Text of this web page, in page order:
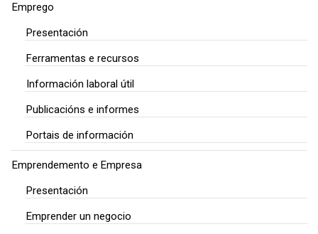
Emprego
Presentación
Ferramentas e recursos
Información laboral útil
Publicacións e informes
Portais de información
Emprendemento e Empresa
Presentación
Emprender un negocio